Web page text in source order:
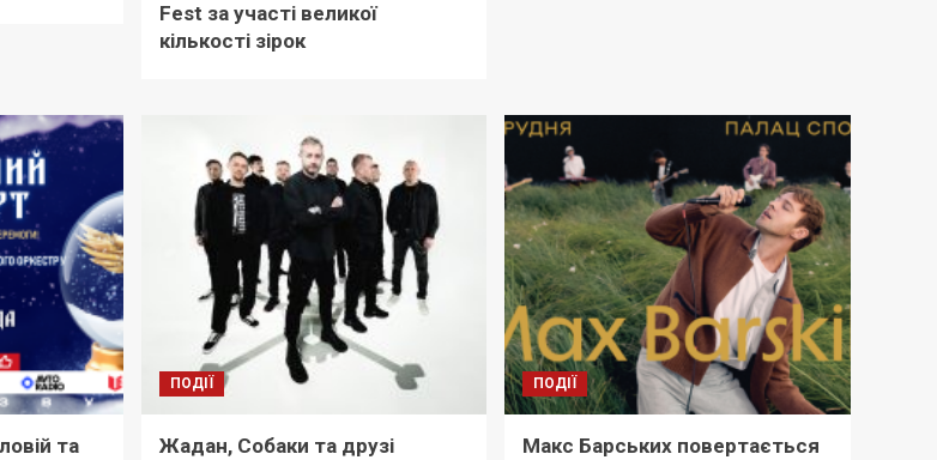
Fest за участі великої
кількості зірок
та
ПОДІЇ
Жадан, Собаки та друзі
ПОДІЇ
Макс Барських повертається